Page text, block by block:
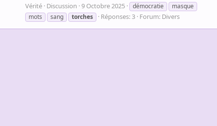
Vérité Discussion 9 Octobre 2025 démocratie
masque
mots
sang torches Réponses: 3 Forum: Divers